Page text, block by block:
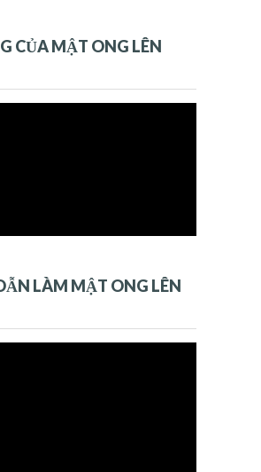
CỦA MẬT ONG LÊN
LÀM MẬT ONG LÊN